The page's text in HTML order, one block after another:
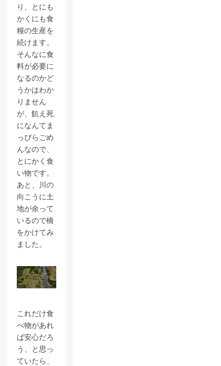
り、とにも
かくにも食
糧の生産を
続けます。
そんなに食
料が必要に
なるのかど
うかはわか
りません
が、飢え死
になんてま
っぴらごめ
んなので、
とにかく食
い物です。
あと、川の
向こうに土
地が余って
いるので橋
をかけてみ
ました。
これだけ食
べ物があれ
ば安心だろ
う、と思っ
ていたら、